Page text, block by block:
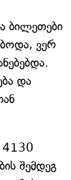
ბილეთები
ვერ
და
4130
შემდეგ